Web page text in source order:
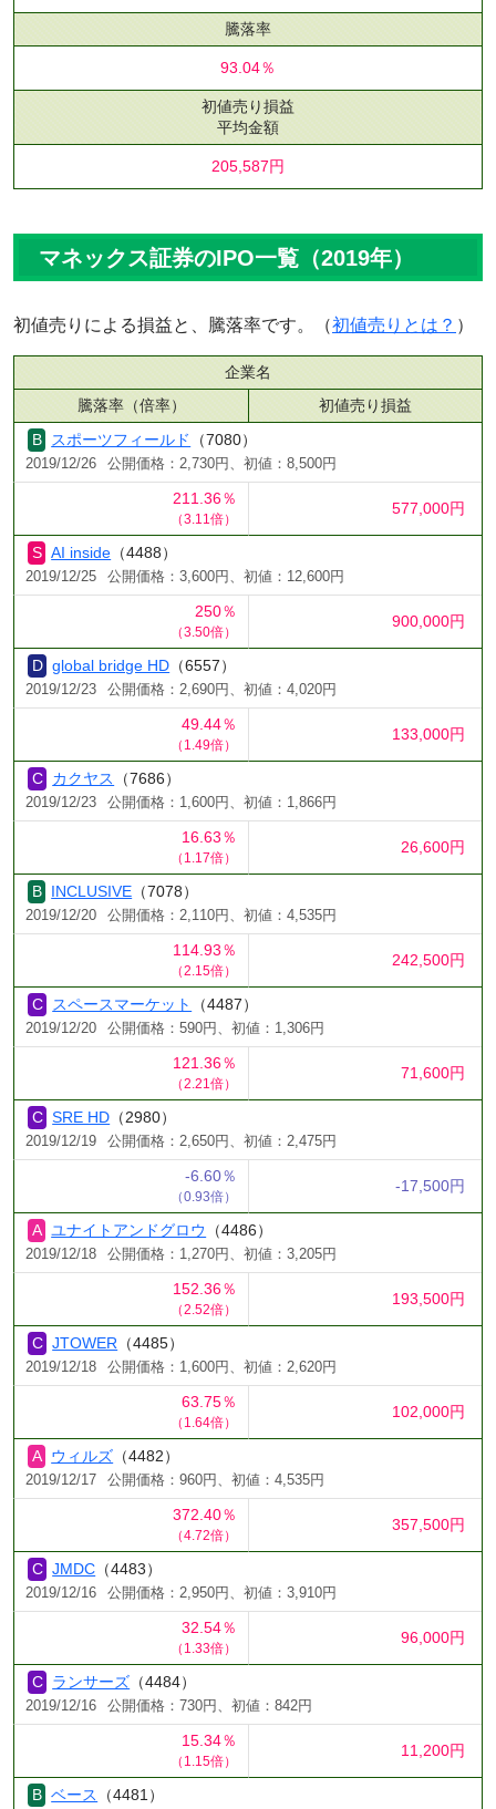
騰落率
93.04％
初値売り損益
平均金額
205,587円
マネックス証券のIPO一覧（2019年）
初値売りによる損益と、騰落率です。（初値売りとは？ ）
企業名
騰落率（倍率）
初値売り損益
スポーツフィールド
（7080）
2019/12/26 公開価格：2,730円、初値：8,500円
211.36％
（3.11倍）
577,000円
AI inside （4488）
2019/12/25 公開価格：3,600円、初値：12,600円
250％
（3.50倍）
900,000円
global bridge HD （6557）
2019/12/23 公開価格：2,690円、初値：4,020円
49.44％
（1.49倍）
133,000円
カクヤス （7686）
2019/12/23 公開価格：1,600円、初値：1,866円
16.63％
（1.17倍）
26,600円
INCLUSIVE （7078）
2019/12/20 公開価格：2,110円、初値：4,535円
114.93％
（2.15倍）
242,500円
スペースマーケット （4487）
2019/12/20 公開価格：590円、初値：1,306円
121.36％
（2.21倍）
71,600円
SRE HD （2980）
2019/12/19 公開価格：2,650円、初値：2,475円
-6.60％
（0.93倍）
-17,500円
ユナイトアンドグロウ （4486）
2019/12/18 公開価格：1,270円、初値：3,205円
152.36％
（2.52倍）
193,500円
JTOWER （4485）
2019/12/18 公開価格：1,600円、初値：2,620円
63.75％
（1.64倍）
102,000円
ウィルズ （4482）
2019/12/17 公開価格：960円、初値：4,535円
372.40％
（4.72倍）
357,500円
JMDC （4483）
2019/12/16 公開価格：2,950円、初値：3,910円
32.54％
（1.33倍）
96,000円
ランサーズ （4484）
2019/12/16 公開価格：730円、初値：842円
15.34％
（1.15倍）
11,200円
ベース （4481）